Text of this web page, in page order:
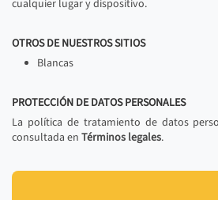
cualquier lugar y dispositivo.
OTROS DE NUESTROS SITIOS
Blancas
PROTECCIÓN DE DATOS PERSONALES
La política de tratamiento de datos
consultada en Términos legales.